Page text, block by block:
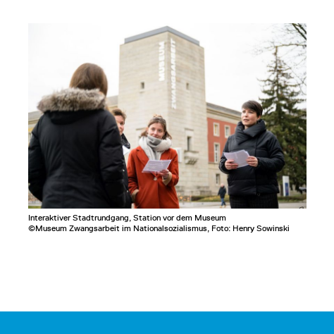
Interaktiver Stadtrundgang, Station vor dem Museum
©Museum Zwangsarbeit im Nationalsozialismus, Foto: Henry Sowinski